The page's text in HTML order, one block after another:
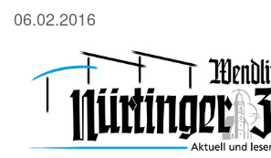
06.02.2016